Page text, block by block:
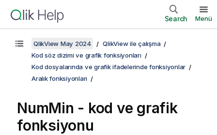
Search Menü
QlikView May 2024
QlikView ile çalışma
Kod söz dizimi ve grafik fonksiyonları
Kod dosyalarında ve grafik ifadelerinde fonksiyonlar
Aralık fonksiyonları
NumMin - kod ve grafik
fonksiyonu